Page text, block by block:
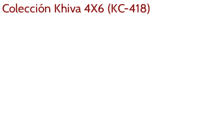
Khiva 4X6 (KC-418)